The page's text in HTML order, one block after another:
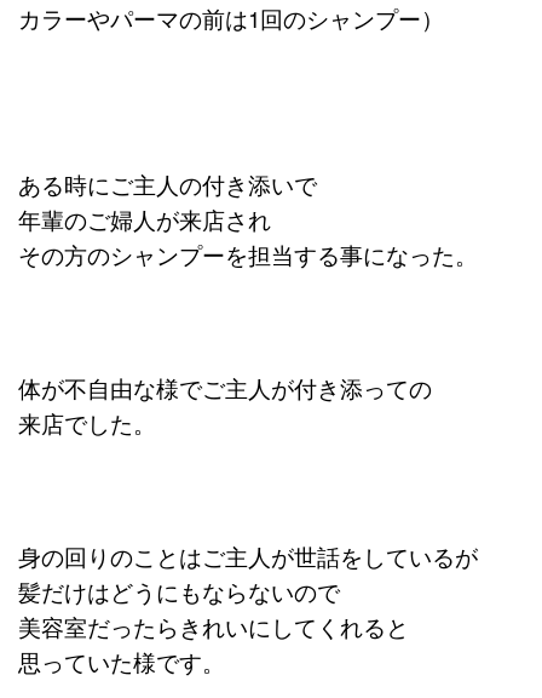
カラーやパーマの前は1回のシャンプー）
ある時にご主人の付き添いで
年輩のご婦人が来店され
その方のシャンプーを担当する事になった。
体が不自由な様でご主人が付き添っての
来店でした。
身の回りのことはご主人が世話をしているが
髪だけはどうにもならないので
美容室だったらきれいにしてくれると
思っていた様です。